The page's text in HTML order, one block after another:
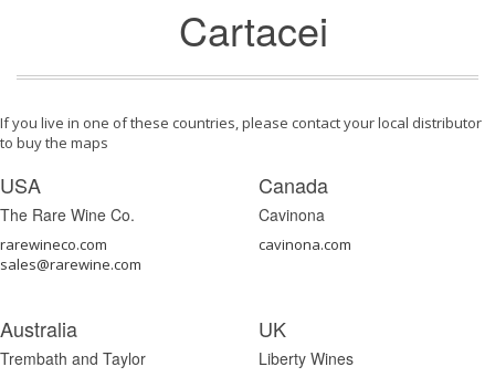
Cartacei
If you live in one of these countries, please contact your local distributor
to buy the maps
USA
The Rare Wine Co.
rarewineco.com
sales@rarewine.com
Canada
Cavinona
cavinona.com
Australia
Trembath and Taylor
UK
Liberty Wines